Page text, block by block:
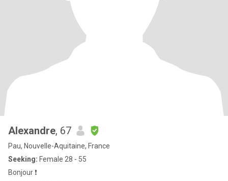
Alexandre, 67
Pau, Nouvelle-Aquitaine, France
Seeking: Female 28 - 55
Bonjour ❗️